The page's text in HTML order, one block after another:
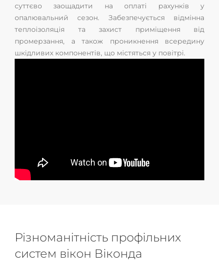
суттєво заощадити на оплаті рахунків у
опалювальний сезон. Забезпечується відмінна
теплоізоляція та захист приміщення від
промерзання, а також проникнення всередину
шкідливих компонентів, що містяться у повітрі.
Різноманітність профільних
систем вікон Віконда